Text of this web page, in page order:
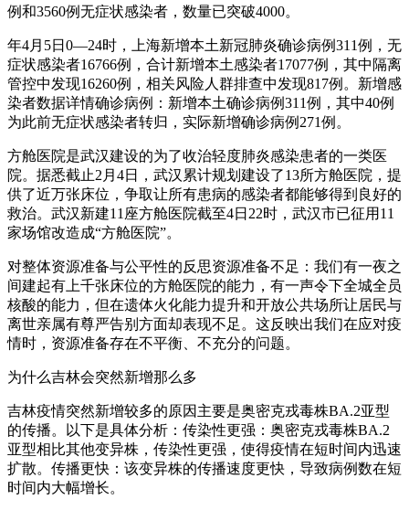
例和3560例无症状感染者，数量已突破4000。
年4月5日0—24时，上海新增本土新冠肺炎确诊病例311例，无
症状感染者16766例，合计新增本土感染者17077例，其中隔离
管控中发现16260例，相关风险人群排查中发现817例。新增感
染者数据详情确诊病例：新增本土确诊病例311例，其中40例
为此前无症状感染者转归，实际新增确诊病例271例。
方舱医院是武汉建设的为了收治轻度肺炎感染患者的一类医
院。据悉截止2月4日，武汉累计规划建设了13所方舱医院，提
供了近万张床位，争取让所有患病的感染者都能够得到良好的
救治。武汉新建11座方舱医院截至4日22时，武汉市已征用11
家场馆改造成“方舱医院”。
对整体资源准备与公平性的反思资源准备不足：我们有一夜之
间建起有上千张床位的方舱医院的能力，有一声令下全城全员
核酸的能力，但在遗体火化能力提升和开放公共场所让居民与
离世亲属有尊严告别方面却表现不足。这反映出我们在应对疫
情时，资源准备存在不平衡、不充分的问题。
为什么吉林会突然新增那么多
吉林疫情突然新增较多的原因主要是奥密克戎毒株BA.2亚型
的传播。以下是具体分析：传染性更强：奥密克戎毒株BA.2
亚型相比其他变异株，传染性更强，使得疫情在短时间内迅速
扩散。传播更快：该变异株的传播速度更快，导致病例数在短
时间内大幅增长。